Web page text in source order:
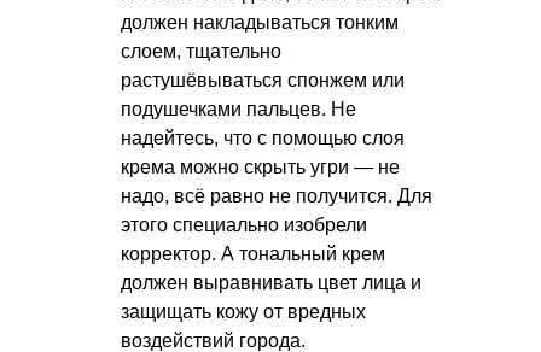
должен накладываться тонким
слоем, тщательно
растушёвываться спонжем или
подушечками пальцев. Не
надейтесь, что с помощью слоя
крема можно скрыть угри — не
надо, всё равно не получится. Для
этого специально изобрели
корректор. А тональный крем
должен выравнивать цвет лица и
защищать кожу от вредных
воздействий города.